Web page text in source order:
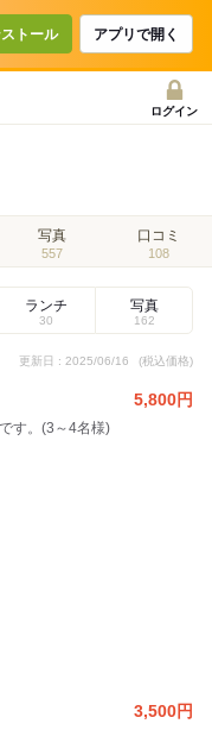
トール アプリで開く
ログイン
写真
557
口コミ
108
ランチ
30
写真
162
更新日 : 2025/06/16 (税込価格)
5,800円
す。(3～4名様)
3,500円